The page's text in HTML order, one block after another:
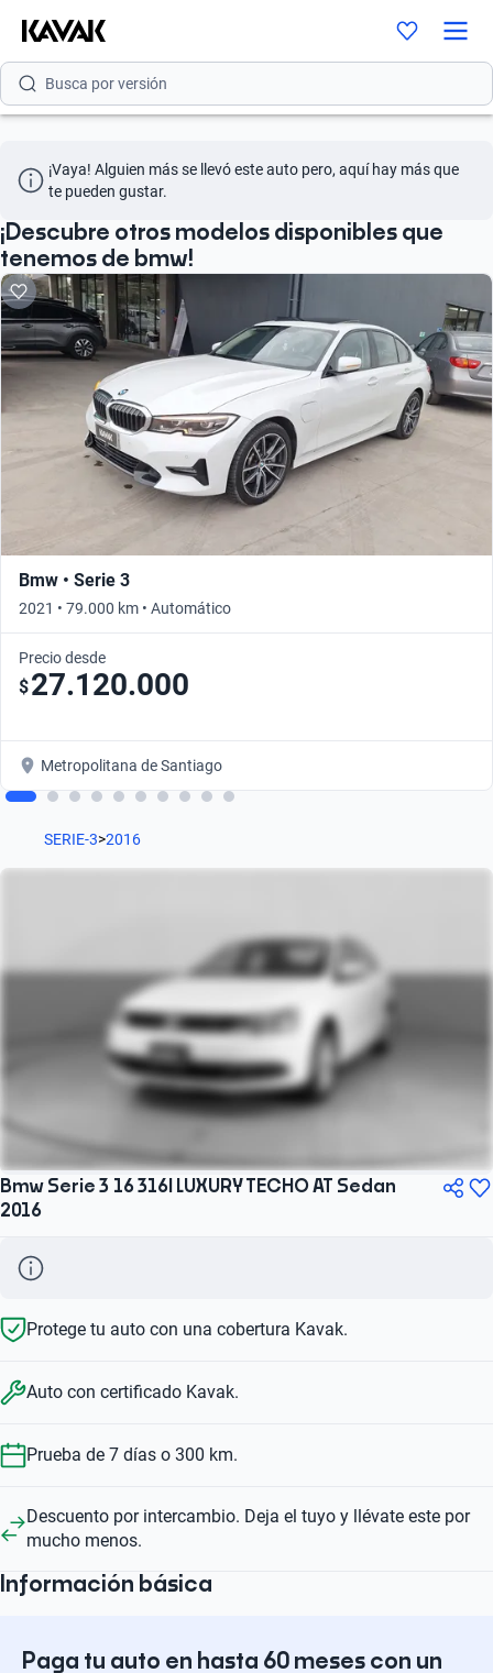
Busca por modelo
Busca por versión
Busca por marca
Busca por modelo
Busca por versión
Busca por año
¡Vaya! Alguien más se llevó este auto pero, aquí hay más que
te pueden gustar.
¡Descubre otros modelos disponibles que
tenemos de bmw!
Bmw • Serie 3
2021 • 79.000 km • Automático
Precio desde
$27.120.000
Metropolitana de Santiago
SERIE-3>2016
Bmw Serie 3 16 316I LUXURY TECHO AT Sedan
2016
Protege tu auto con una cobertura Kavak.
Auto con certificado Kavak.
Prueba de 7 días o 300 km.
Descuento por intercambio. Deja el tuyo y llévate este por
mucho menos.
Información básica
Paga tu auto en hasta 60 meses con un